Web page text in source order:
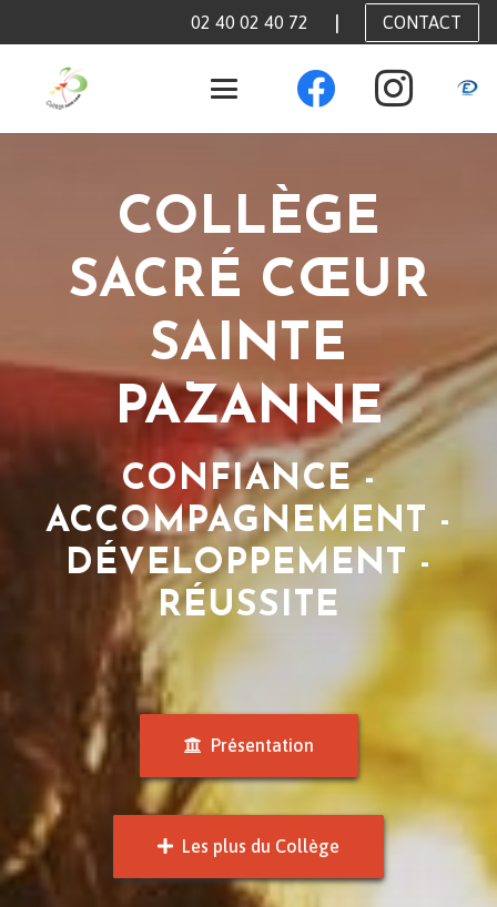
02 40 02 40 72 | CONTACT
COLLÈGE
SACRÉ CŒUR
SAINTE
PAZANNE
CONFIANCE -
ACCOMPAGNEMENT -
DÉVELOPPEMENT -
RÉUSSITE
Présentation
Les plus du Collège